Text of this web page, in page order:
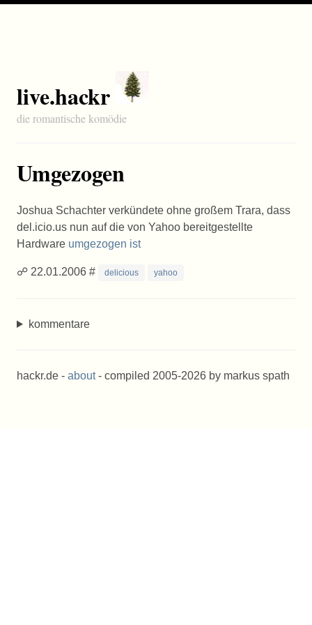
live.hackr
die romantische komödie
Umgezogen
Joshua Schachter verkündete ohne großem Trara, dass
del.icio.us nun auf die von Yahoo bereitgestellte
Hardware umgezogen ist
☍ 22.01.2006 # delicious yahoo
kommentare
hackr.de - about- compiled 2005-2026 by markus spath